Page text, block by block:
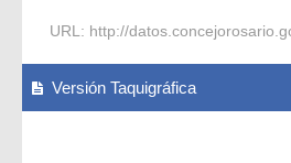
URL: http://datos.concejorosario.gov.ar/dataset/9f944150-b41b-41bf-bb4e-bdaddc0f1a27/resource/a777a2c4-
Versión Taquigráfica